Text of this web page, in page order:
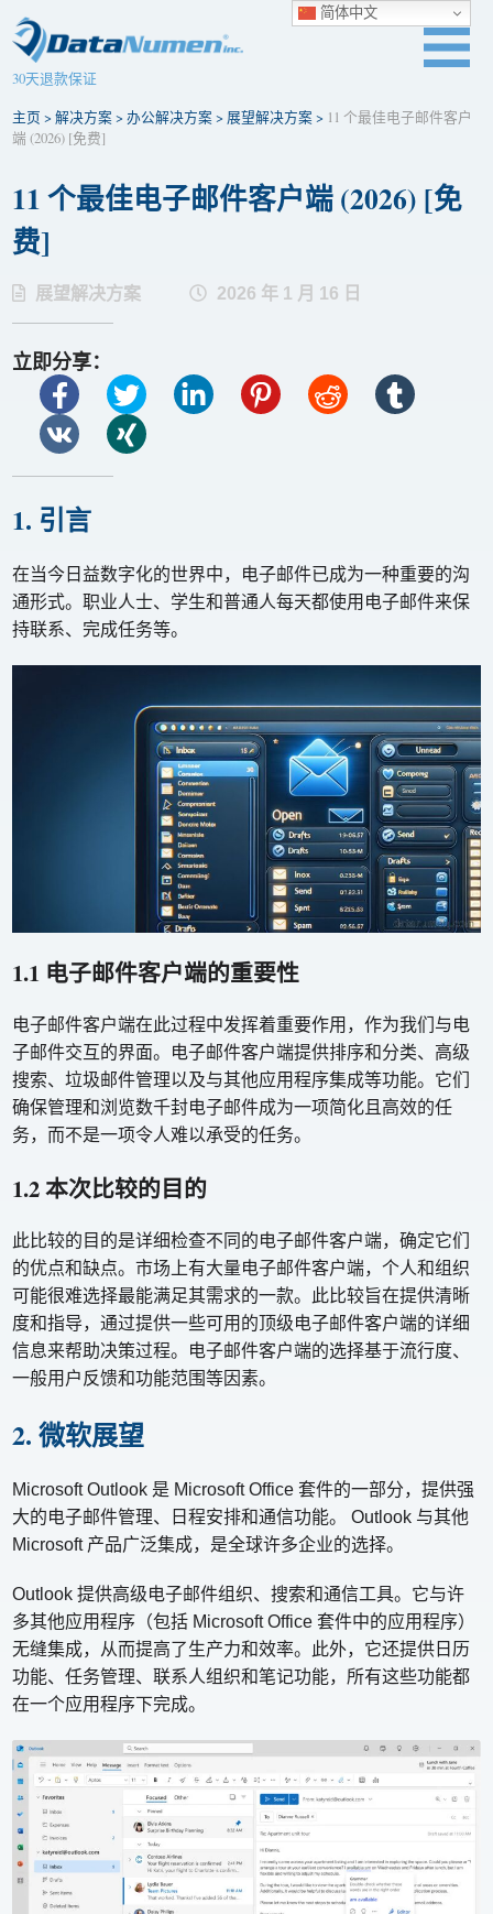
30天退款保证
主页 >解决方案>办公解决方案> 展望解决方案> 11 个最佳电子邮件客户
端 (2026) [免费]
11 个最佳电子邮件客户端 (2026) [免
费]
展望解决方案 2026 年 1 月 16 日
立即分享：
1. 引言
在当今日益数字化的世界中，电子邮件已成为一种重要的沟
通形式。职业人士、学生和普通人每天都使用电子邮件来保
持联系、完成任务等。
1.1 电子邮件客户端的重要性
电子邮件客户端在此过程中发挥着重要作用，作为我们与电
子邮件交互的界面。电子邮件客户端提供排序和分类、高级
搜索、垃圾邮件管理以及与其他应用程序集成等功能。它们
确保管理和浏览数千封电子邮件成为一项简化且高效的任
务，而不是一项令人难以承受的任务。
1.2 本次比较的目的
此比较的目的是详细检查不同的电子邮件客户端，确定它们
的优点和缺点。市场上有大量电子邮件客户端，个人和组织
可能很难选择最能满足其需求的一款。此比较旨在提供清晰
度和指导，通过提供一些可用的顶级电子邮件客户端的详细
信息来帮助决策过程。电子邮件客户端的选择基于流行度、
一般用户反馈和功能范围等因素。
2. 微软展望
Microsoft Outlook 是 Microsoft Office 套件的一部分，提供强
大的电子邮件管理、日程安排和通信功能。 Outlook 与其他
Microsoft 产品广泛集成，是全球许多企业的选择。
Outlook 提供高级电子邮件组织、搜索和通信工具。它与许
多其他应用程序（包括 Microsoft Office 套件中的应用程序）
无缝集成，从而提高了生产力和效率。此外，它还提供日历
功能、任务管理、联系人组织和笔记功能，所有这些功能都
在一个应用程序下完成。
简体中文